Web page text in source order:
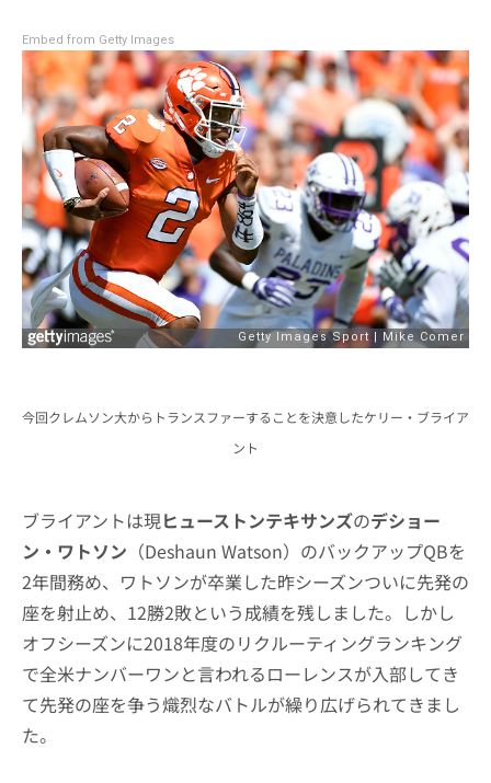
Embed from Getty Images
今回クレムソン大からトランスファーすることを決意したケリー・ブライア
ント
ブライアントは現ヒューストンテキサンズのデショー
ン・ワトソン （Deshaun Watson）のバックアップQBを
2年間務め、ワトソンが卒業した昨シーズンついに先発の
座を射止め、12勝2敗という成績を残しました。しかし
オフシーズンに2018年度のリクルーティングランキング
で全米ナンバーワンと言われるローレンスが入部してき
て先発の座を争う熾烈なバトルが繰り広げられてきまし
た。